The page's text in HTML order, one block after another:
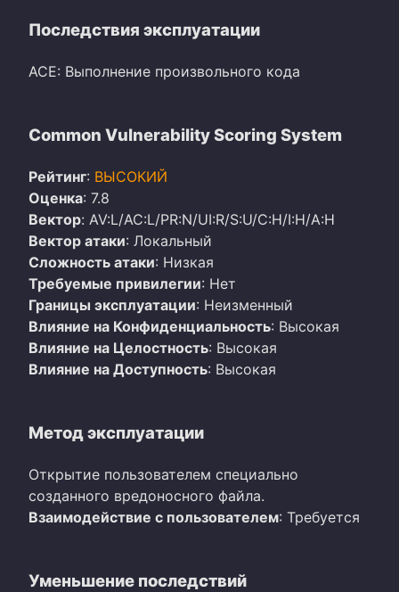
Последствия эксплуатации
ACE: Выполнение произвольного кода
Common Vulnerability Scoring System
Рейтинг: ВЫСОКИЙ
Оценка: 7.8
Вектор: AV:L/AC:L/PR:N/UI:R/S:U/C:H/I:H/A:H
Вектор атаки: Локальный
Сложность атаки: Низкая
Требуемые привилегии: Нет
Границы эксплуатации: Неизменный
Влияние на Конфиденциальность: Высокая
Влияние на Целостность: Высокая
Влияние на Доступность: Высокая
Метод эксплуатации
Открытие пользователем специально
созданного вредоносного файла.
Взаимодействие с пользователем: Требуется
Уменьшение последствий